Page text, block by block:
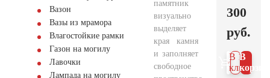
Вазон
Вазы из мрамора
Влагостойкие рамки
Газон на могилу
Лавочки
Лампада на могилу
памятник
визуально
выделяет
края камня
и заполняет
свободное
300
руб.
В
В 1
клик